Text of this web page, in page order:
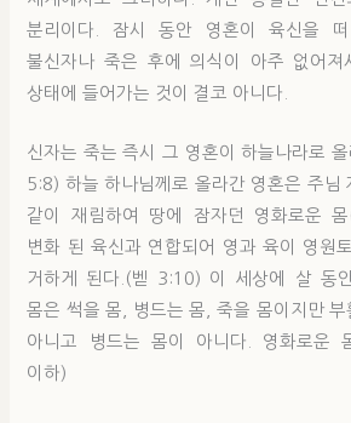
분리이다. 잠시 동안 영혼이 육신을
불신자나 죽은 후에 의식이 아주 없어져
상태에 들어가는 것이 결코 아니다.
신자는 죽는 즉시 그 영혼이 하늘나라로
5:8) 하늘 하나님께로 올라간 영혼은 주님
같이 재림하여 땅에 잠자던 영화로운
변화 된 육신과 연합되어 영과 육이 영원
거하게 된다.(벧 3:10) 이 세상에 살 동
몸은 썩을 몸, 병드는 몸, 죽을 몸이지만 부
아니고 병드는 몸이 아니다. 영화로운
이하)